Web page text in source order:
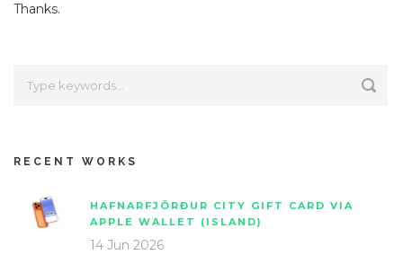
Thanks.
RECENT WORKS
HAFNARFJÖRÐUR CITY GIFT CARD VIA
APPLE WALLET (ISLAND)
14 Jun 2026